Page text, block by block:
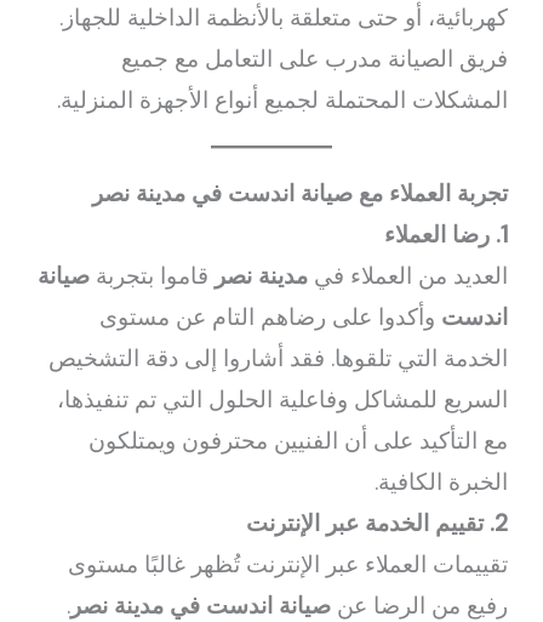
كهربائية، أو حتى متعلقة بالأنظمة الداخلية للجهاز.
فريق الصيانة مدرب على التعامل مع جميع
المشكلات المحتملة لجميع أنواع الأجهزة المنزلية.
تجربة العملاء مع صيانة اندست في مدينة نصر
1. رضا العملاء
العديد من العملاء فيمدينة نصر قاموا بتجربةصيانة
اندست وأكدوا على رضاهم التام عن مستوى
الخدمة التي تلقوها. فقد أشاروا إلى دقة التشخيص
السريع للمشاكل وفاعلية الحلول التي تم تنفيذها،
مع التأكيد على أن الفنيين محترفون ويمتلكون
الخبرة الكافية.
2. تقييم الخدمة عبر الإنترنت
تقييمات العملاء عبر الإنترنت تُظهر غالبًا مستوى
رفيع من الرضا عنصيانة اندست في مدينة نصر.